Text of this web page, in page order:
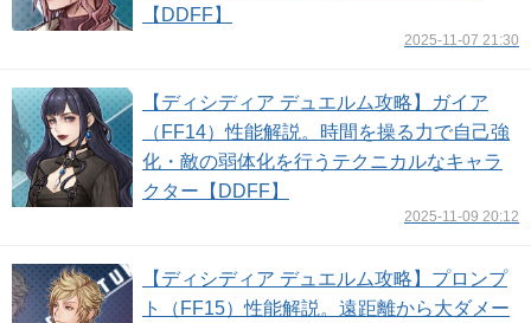
【DDFF】
2025-11-07 21:30
【ディシディア デュエルム攻略】ガイア
（FF14）性能解説。時間を操る力で自己強
化・敵の弱体化を行うテクニカルなキャラ
クター【DDFF】
2025-11-09 20:12
【ディシディア デュエルム攻略】プロンプ
ト（FF15）性能解説。遠距離から大ダメー